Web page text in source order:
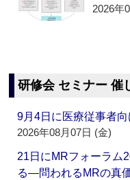
2026年
研修会 セミナー 催
9月4日に医療従事者
2026年08月07日 (金)
21日にMRフォーラム
る―問われるMRの真